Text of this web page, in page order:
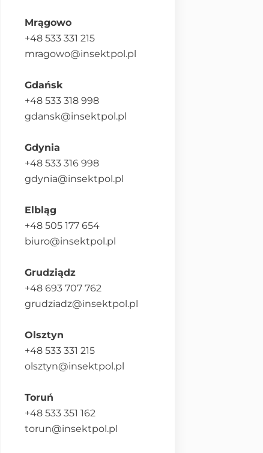
Mrągowo
+48 533 331 215
mragowo@insektpol.pl
Gdańsk
+48 533 318 998
gdansk@insektpol.pl
Gdynia
+48 533 316 998
gdynia@insektpol.pl
Elbląg
+48 505 177 654
biuro@insektpol.pl
Grudziądz
+48 693 707 762
grudziadz@insektpol.pl
Olsztyn
+48 533 331 215
olsztyn@insektpol.pl
Toruń
+48 533 351 162
torun@insektpol.pl